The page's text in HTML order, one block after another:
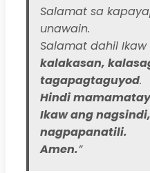
Salamat sa
unawain.
Salamat dahil
kalakasan,
tagapagtaguyod.
Hindi
Ikaw ang
nagpapanatili.
Amen.”